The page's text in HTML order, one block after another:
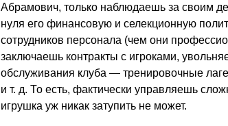
Абрамович, только наблюдаешь за своим
нуля его финансовую и селекционную
сотрудников персонала (чем они
заключаешь контракты с игроками,
обслуживания клуба — тренировочные
и т. д. То есть, фактически управляешь
игрушка уж никак затупить не может.